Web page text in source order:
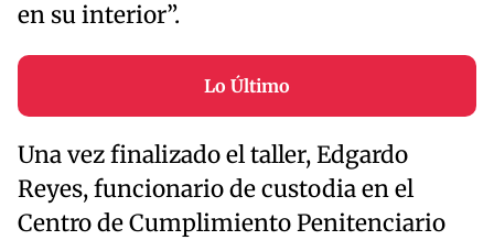
en su interior”.
Lo Último
Una vez finalizado el taller, Edgardo
Reyes, funcionario de custodia en el
Centro de Cumplimiento Penitenciario